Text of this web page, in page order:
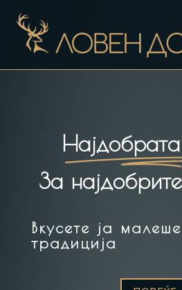
За
Вкусете ја
традиција